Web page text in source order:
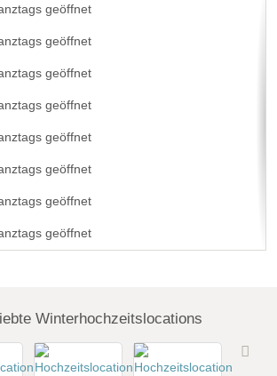
geöffnet
geöffnet
geöffnet
geöffnet
geöffnet
geöffnet
geöffnet
geöffnet
Winterhochzeitslocations